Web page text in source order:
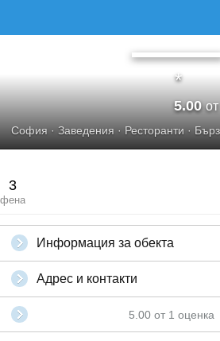
*
5.00
София · Заведения · Ресторанти ·
3
фена
Информация за обекта
Адрес и контакти
5.00 от 1 оценка